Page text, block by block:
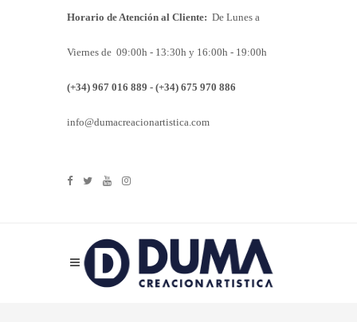
Horario de Atención al Cliente: De Lunes a
Viernes de 09:00h - 13:30h y 16:00h - 19:00h
(+34) 967 016 889 - (+34) 675 970 886
info@dumacreacionartistica.com